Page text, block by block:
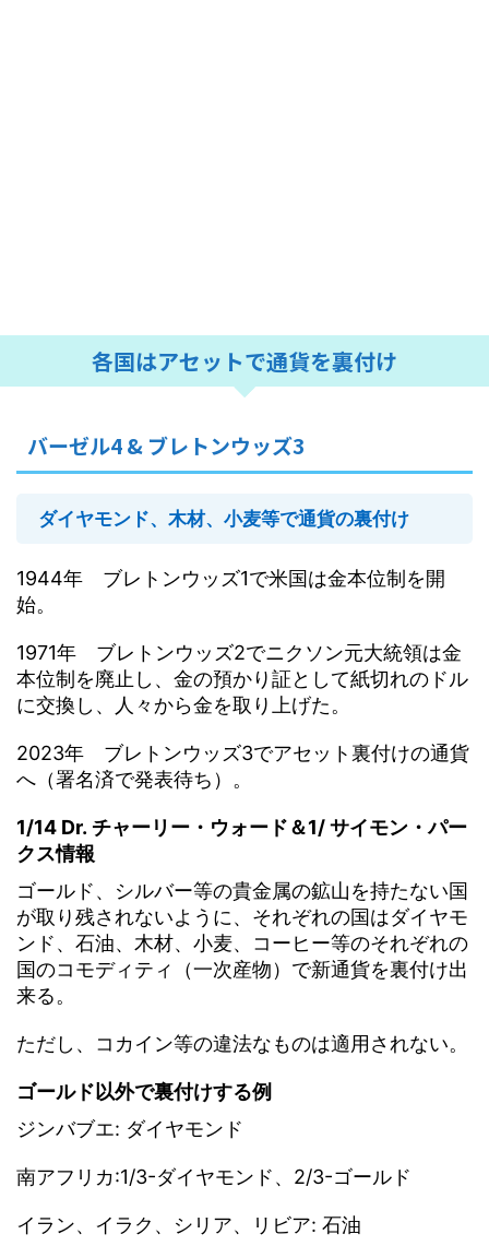
各国はアセットで通貨を裏付け
バーゼル4 & ブレトンウッズ3
ダイヤモンド、木材、小麦等で通貨の裏付け
1944年 ブレトンウッズ1で米国は金本位制を開
始。
1971年 ブレトンウッズ2でニクソン元大統領は金
本位制を廃止し、金の預かり証として紙切れのドル
に交換し、人々から金を取り上げた。
2023年 ブレトンウッズ3でアセット裏付けの通貨
へ（署名済で発表待ち）。
1/14 Dr. チャーリー・ウォード＆1/ サイモン・パー
クス情報
ゴールド、シルバー等の貴金属の鉱山を持たない国
が取り残されないように、それぞれの国はダイヤモ
ンド、石油、木材、小麦、コーヒー等のそれぞれの
国のコモディティ（一次産物）で新通貨を裏付け出
来る。
ただし、コカイン等の違法なものは適用されない。
ゴールド以外で裏付けする例
ジンバブエ: ダイヤモンド
南アフリカ:1/3-ダイヤモンド、2/3-ゴールド
イラン、イラク、シリア、リビア: 石油